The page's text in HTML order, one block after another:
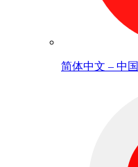
简体中文 – 中国